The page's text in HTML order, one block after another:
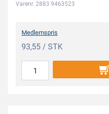
Varenr. 2883 9463523
Medlemspris
93,55 / STK